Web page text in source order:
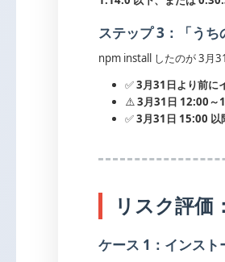
ステップ 3：「う
npm install したのが 3月
✅3月31日より前に
⚠️3月31日 12:00～
✅3月31日 15:00 以
リスク評価
ケース 1：インスト